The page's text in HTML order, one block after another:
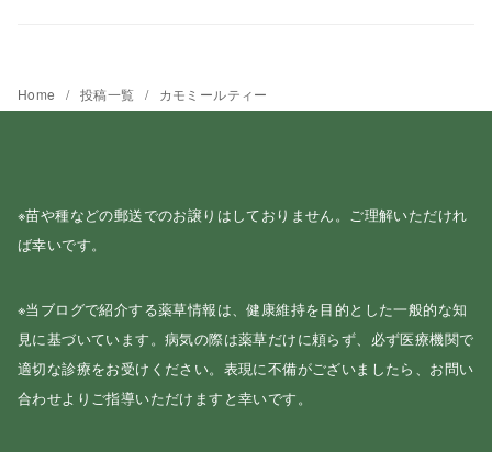
Home 投稿一覧 カモミールティー
※苗や種などの郵送でのお譲りはしておりません。ご理解いただけれ
ば幸いです。
※当ブログで紹介する薬草情報は、健康維持を目的とした一般的な知
見に基づいています。病気の際は薬草だけに頼らず、必ず医療機関で
適切な診療をお受けください。表現に不備がございましたら、お問い
合わせよりご指導いただけますと幸いです。